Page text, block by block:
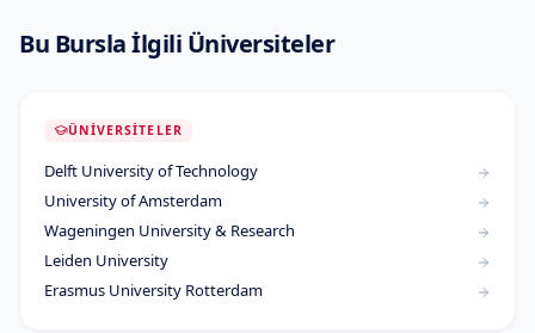
Bu Bursla İlgili Üniversiteler
ÜNIVERSITELER
Delft University of Technology
University of Amsterdam
Wageningen University & Research
Leiden University
Erasmus University Rotterdam